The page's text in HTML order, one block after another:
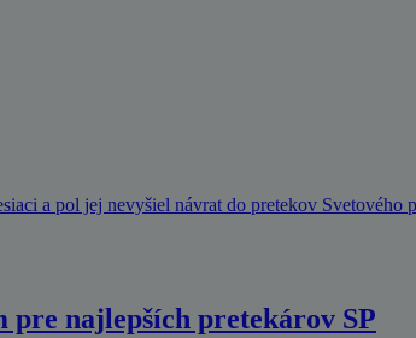
a pol jej nevyšiel návrat do pretekov Svetového
pre najlepších pretekárov SP